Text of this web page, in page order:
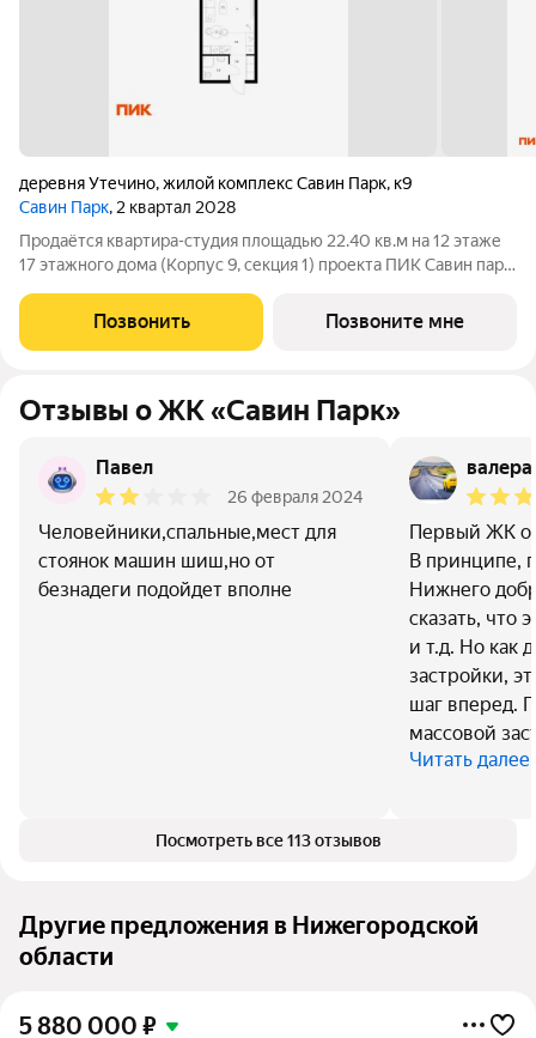
деревня Утечино,жилой комплекс Савин Парк, к9
Савин Парк, 2 квартал 2028
Продаётся квартира-студия площадью 22.40 кв.м на 12 этаже
17 этажного дома (Корпус 9, секция 1) проекта ПИК Савин парк.
функциональная планировка, большие окна, с отделкой. Жилой
квартал «Савин парк»
Позвонить Позвоните мне
Отзывы о ЖК «Савин Парк»
Павел
26 февраля 2024
Человейники,спальные,мест для
стоянок машин шиш,но от
безнадеги подойдет вполне
Первый ЖК
В принципе,
Нижнего
сказать, что
и т.д. Но как
застройки,
шаг вперед.
массовой
Читать далее
Посмотреть все 113 отзывов
Другие предложения в Нижегородской
области
5 880 000 ₽